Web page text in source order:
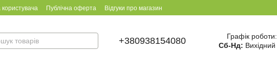
користувача Публічна оферта Відгуки про магазин
+380938154080 Графік роботи:
Сб-Нд: Вихідний